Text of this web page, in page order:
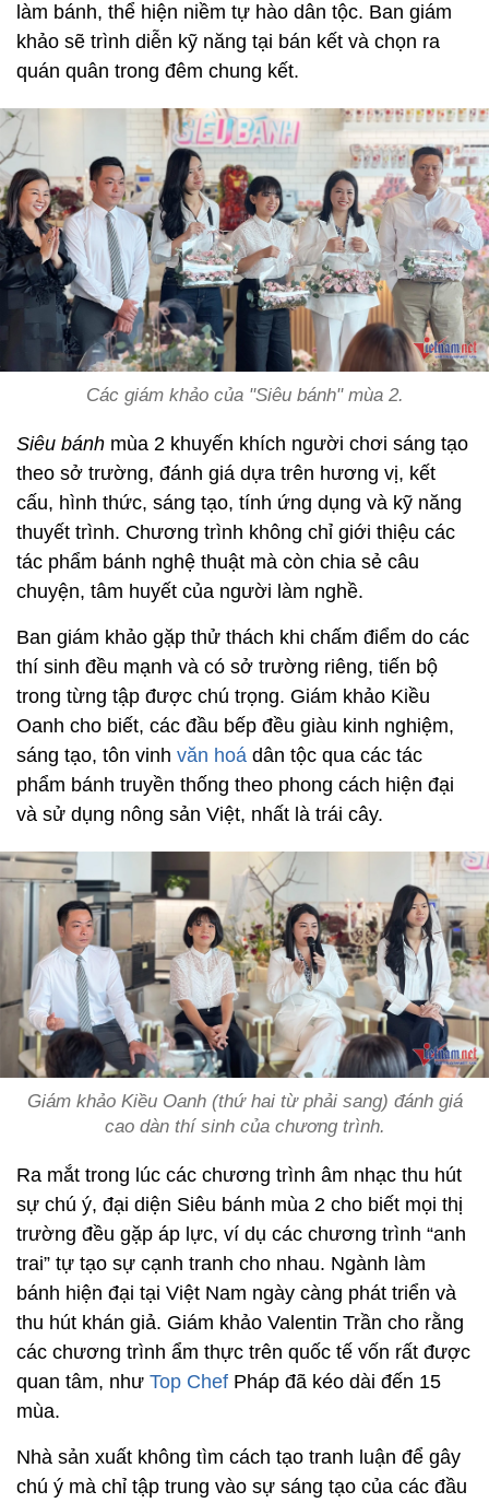
làm bánh, thể hiện niềm tự hào dân tộc. Ban giám
khảo sẽ trình diễn kỹ năng tại bán kết và chọn ra
quán quân trong đêm chung kết.
Các giám khảo của "Siêu bánh" mùa 2.
Siêu bánh mùa 2 khuyến khích người chơi sáng tạo
theo sở trường, đánh giá dựa trên hương vị, kết
cấu, hình thức, sáng tạo, tính ứng dụng và kỹ năng
thuyết trình. Chương trình không chỉ giới thiệu các
tác phẩm bánh nghệ thuật mà còn chia sẻ câu
chuyện, tâm huyết của người làm nghề.
Ban giám khảo gặp thử thách khi chấm điểm do các
thí sinh đều mạnh và có sở trường riêng, tiến bộ
trong từng tập được chú trọng. Giám khảo Kiều
Oanh cho biết, các đầu bếp đều giàu kinh nghiệm,
sáng tạo, tôn vinh văn hoá dân tộc qua các tác
phẩm bánh truyền thống theo phong cách hiện đại
và sử dụng nông sản Việt, nhất là trái cây.
Giám khảo Kiều Oanh (thứ hai từ phải sang) đánh giá
cao dàn thí sinh của chương trình.
Ra mắt trong lúc các chương trình âm nhạc thu hút
sự chú ý, đại diện Siêu bánh mùa 2 cho biết mọi thị
trường đều gặp áp lực, ví dụ các chương trình “anh
trai” tự tạo sự cạnh tranh cho nhau. Ngành làm
bánh hiện đại tại Việt Nam ngày càng phát triển và
thu hút khán giả. Giám khảo Valentin Trần cho rằng
các chương trình ẩm thực trên quốc tế vốn rất được
quan tâm, như Top Chef Pháp đã kéo dài đến 15
mùa.
Nhà sản xuất không tìm cách tạo tranh luận để gây
chú ý mà chỉ tập trung vào sự sáng tạo của các đầu